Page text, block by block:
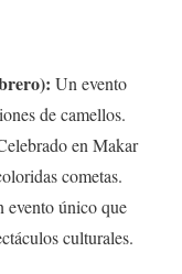
Un evento
de camellos.
en Makar
cometas.
evento único que
culturales.